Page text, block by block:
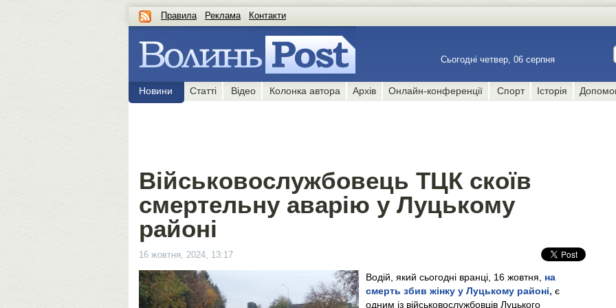
Правила Реклама Контакти
Сьогодні четвер, 06 серпня
Новини Статті Відео Колонка автора Архів Онлайн-конференції Спорт Історія
Військовослужбовець ТЦК скоїв
смертельну аварію у Луцькому
районі
16 жовтня, 2024, 13:17
Водій, який сьогодні вранці, 16 жовтня, на
смерть збив жінку у Луцькому районі, є
одним із військовослужбовців Луцького